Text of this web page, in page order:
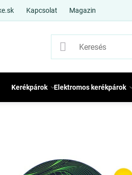
Kapcsolat Magazin
Kerékpárok Elektromos kerékpárok